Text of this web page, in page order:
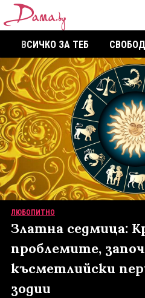
ВСИЧКО ЗА ТЕБ
ЛЮБОПИТНО
Златна седмица:
проблемите,
късметлийски
зодии